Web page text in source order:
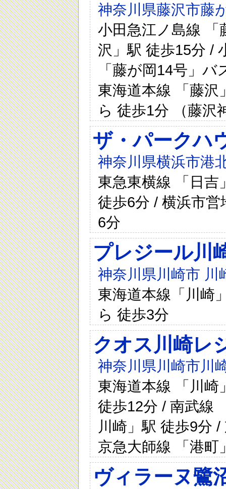
神奈川県藤沢市藤
小田急江ノ島線 「
沢」駅 徒歩15分 /
「藤が岡14号」
東海道本線 「藤
ら 徒歩1分 （藤沢
ザ・パークハ
神奈川県横浜市港
東急東横線 「日吉
徒歩6分 / 横浜市
6分
プレジール川
神奈川県川崎市 川
東海道本線「川崎
ら 徒歩3分
クオス川崎レ
神奈川県川崎市川
東海道本線 「川崎
徒歩12分 / 南武線
川崎」駅 徒歩9分
京急大師線 「港町
ヴィラーヌ鷺